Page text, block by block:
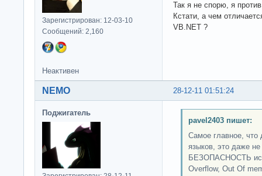
Зарегистрирован: 12-03-10
Сообщений: 2,160
Так я не спорю, я
Кстати, а чем
VB.NET ?
Неактивен
28-12-11 01:51:24
NEMO
Поджигатель
pavel2403 пишет:
Самое главное, что
языков, это даже не
БЕЗОПАСНОСТЬ
Overflow, Out Of